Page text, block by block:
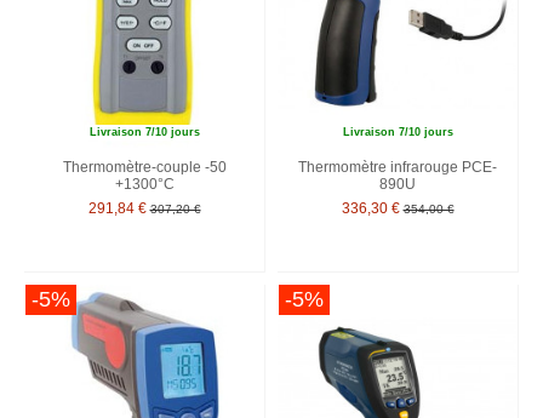
Livraison 7/10 jours
Thermomètre-couple -50
+1300°C
291,84 € 307,20 €
Livraison 7/10 jours
Thermomètre infrarouge PCE-
890U
336,30 € 354,00 €
-5% -5%